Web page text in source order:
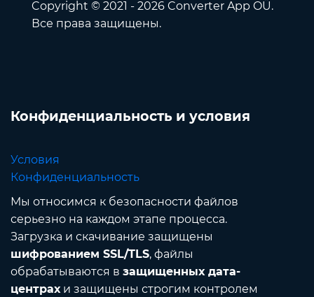
Copyright © 2021 - 2026 Converter App OÜ.
Все права защищены.
Конфиденциальность и условия
Условия
Конфиденциальность
Мы относимся к безопасности файлов
серьезно на каждом этапе процесса.
Загрузка и скачивание защищены
шифрованием SSL/TLS, файлы
обрабатываются в защищенных дата-
центрахи защищены строгим контролем